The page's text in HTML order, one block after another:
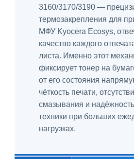
3160/3170/3190 —
термозакрепления для
МФУ Kyocera Ecosys,
качество каждого
листа. Именно этот
фиксирует тонер на
от его состояния
чёткость печати,
смазывания и
техники при больших
нагрузках.